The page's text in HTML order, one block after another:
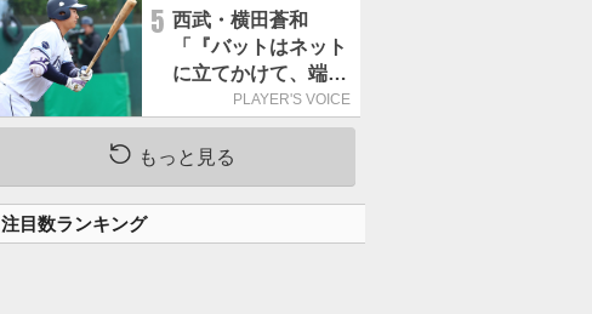
5 西武・横田蒼和
「『バットはネット
に立てかけて、端に
置くんだぞ』と栗山
巧さんに教えていた
だきました」／憧れ
PLAYER'S VOICE
もっと見る
注目数ランキング